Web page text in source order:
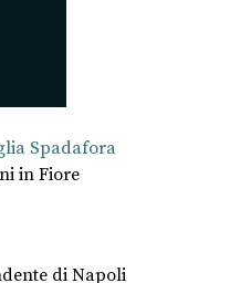
Spadafora
in Fiore
di Napoli